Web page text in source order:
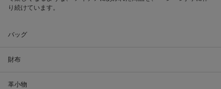
り続けています。
バッグ
財布
革小物